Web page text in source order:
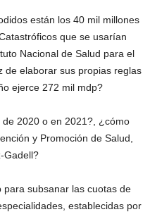
están los 40 mil millones
que se usarían
Nacional de Salud para el
de elaborar sus propias reglas
ejerce 272 mil mdp?
2020 o en 2021?, ¿cómo
y Promoción de Salud,
Gadell?
subsanar las cuotas de
establecidas por